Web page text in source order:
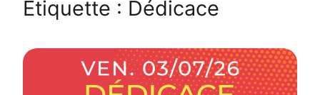
Étiquette : Dédicace